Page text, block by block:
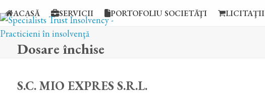
to
content
ACASĂ SERVICII PORTOFOLIU SOCIETĂŢI LICITAŢII
Dosare închise
S.C. MIO EXPRES S.R.L.